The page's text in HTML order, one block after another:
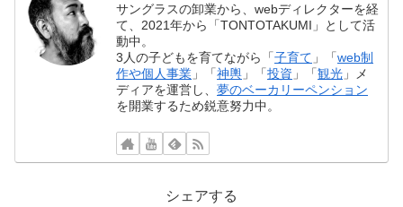
サングラスの卸業から、webディレクターを経
て、2021年から「TONTOTAKUMI」として活
動中。
3人の子どもを育てながら「子育て 」「web制
作や個人事業 」「神輿 」「投資 」「観光 」メ
ディアを運営し、夢のベーカリーペンション
を開業するため鋭意努力中。
シェアする